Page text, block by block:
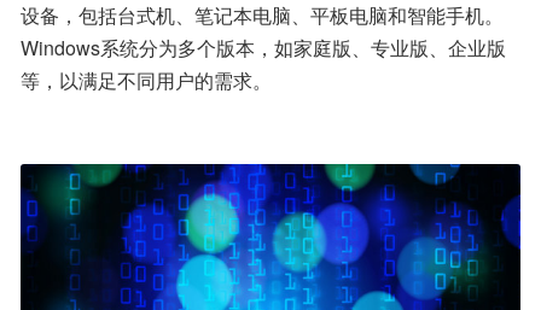
设备，包括台式机、笔记本电脑、平板电脑和智能手机。
Windows系统分为多个版本，如家庭版、专业版、企业版
等，以满足不同用户的需求。